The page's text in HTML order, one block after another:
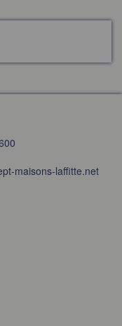
maisons-laffitte.net